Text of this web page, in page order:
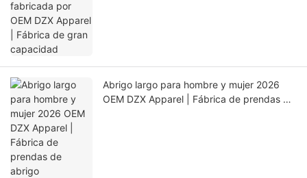
Abrigo largo para hombre y mujer 2026
OEM DZX Apparel | Fábrica de prendas de